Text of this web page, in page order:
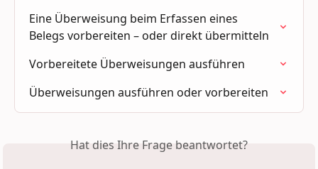
Eine Überweisung beim Erfassen eines
Belegs vorbereiten – oder direkt übermitteln
Vorbereitete Überweisungen ausführen
Überweisungen ausführen oder vorbereiten
Hat dies Ihre Frage beantwortet?